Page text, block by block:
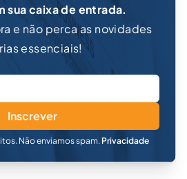
sua caixa de entrada.
e não perca as novidades
essenciais!
Inscrever
Não enviamos spam. Privacidade